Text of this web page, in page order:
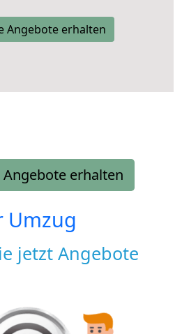
Angebote erhalten
Angebote erhalten
Umzug
jetzt Angebote